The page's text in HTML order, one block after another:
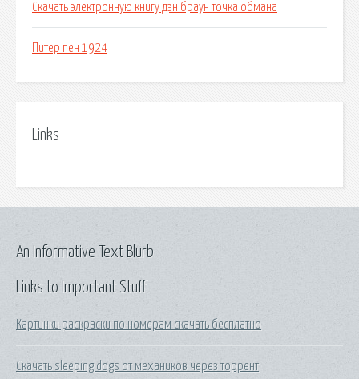
Скачать электронную книгу дэн браун точка обмана
Питер пен 1924
Links
Links to Important Stuff
Картинки раскраски по номерам скачать бесплатно
Скачать sleeping dogs от механиков через торрент
An Informative Text Blurb